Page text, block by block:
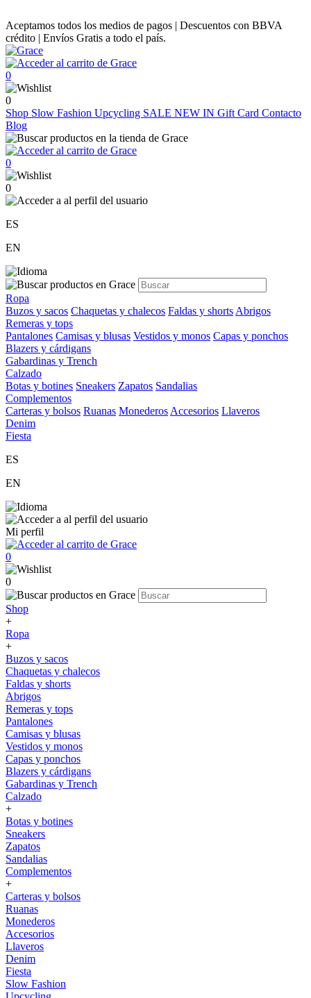
Aceptamos todos los medios de pagos | Descuentos con BBVA
crédito | Envíos Gratis a todo el país.
0
0
Shop Slow Fashion Upcycling SALE NEW IN Gift Card Contacto
Blog
0
0
ES
EN
Ropa
Buzos y sacos Chaquetas y chalecos Faldas y shorts Abrigos
Remeras y tops
Pantalones Camisas y blusas Vestidos y monos Capas y ponchos
Blazers y cárdigans
Gabardinas y Trench
Calzado
Botas y botines Sneakers Zapatos Sandalias
Complementos
Carteras y bolsos Ruanas Monederos Accesorios Llaveros
Denim
Fiesta
ES
EN
Mi perfil
0
0
Shop
+
Ropa
+
Buzos y sacos
Chaquetas y chalecos
Faldas y shorts
Abrigos
Remeras y tops
Pantalones
Camisas y blusas
Vestidos y monos
Capas y ponchos
Blazers y cárdigans
Gabardinas y Trench
Calzado
+
Botas y botines
Sneakers
Zapatos
Sandalias
Complementos
+
Carteras y bolsos
Ruanas
Monederos
Accesorios
Llaveros
Denim
Fiesta
Slow Fashion